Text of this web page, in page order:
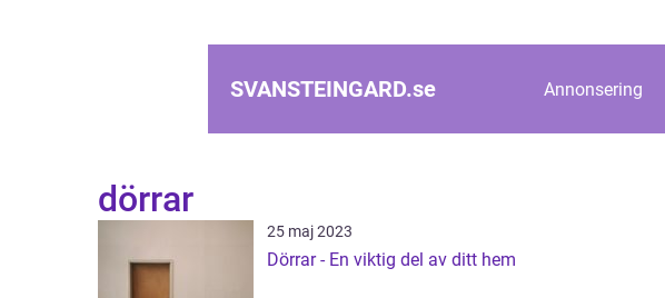
SVANSTEINGARD.se Annonsering
dörrar
25 maj 2023
Dörrar - En viktig del av ditt hem